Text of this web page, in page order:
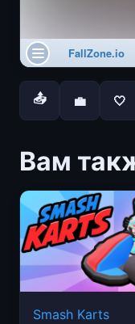
📤 💼 🤍
Вам
Smash Karts